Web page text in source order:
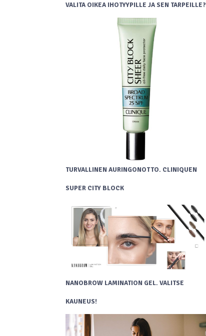
VALITA OIKEA IHOTYYPILLE JA SEN TARPEILLE?
TURVALLINEN AURINGONOTTO. CLINIQUEN
SUPER CITY BLOCK
NANOBROW LAMINATION GEL. VALITSE
KAUNEUS!